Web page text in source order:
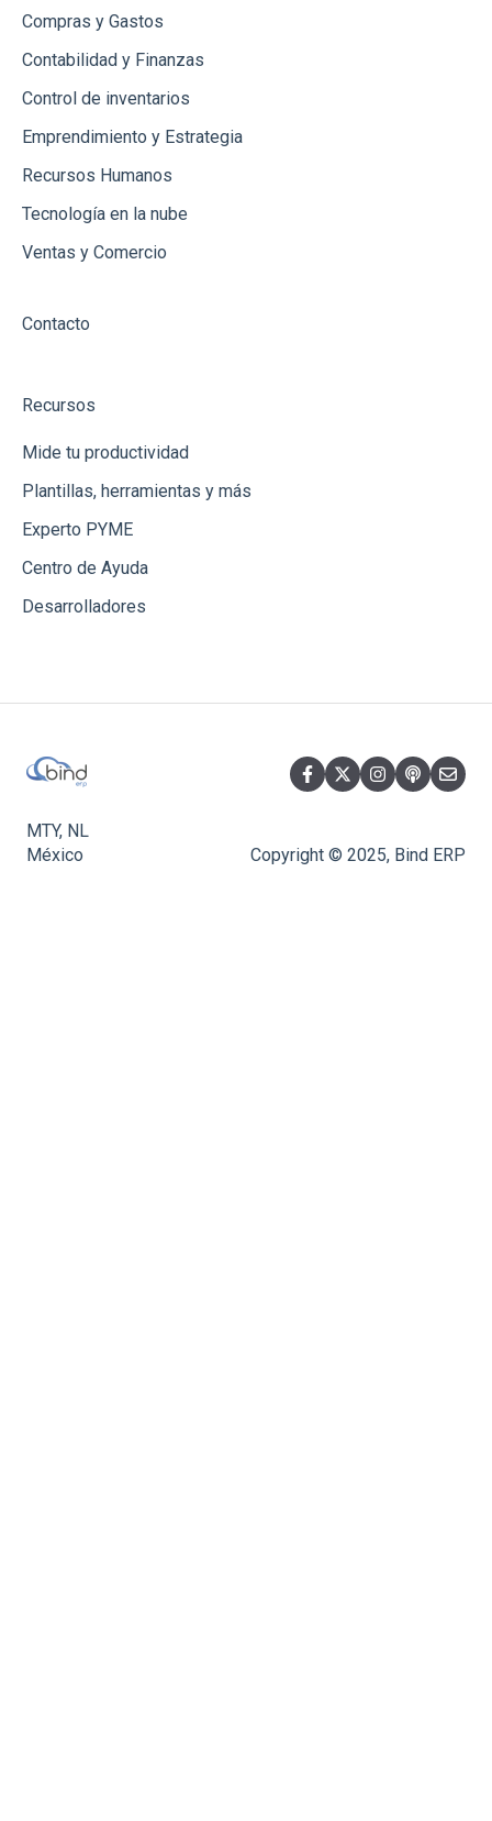
Compras y Gastos
Contabilidad y Finanzas
Control de inventarios
Emprendimiento y Estrategia
Recursos Humanos
Tecnología en la nube
Ventas y Comercio
Contacto
Recursos
Mide tu productividad
Plantillas, herramientas y más
Experto PYME
Centro de Ayuda
Desarrolladores
MTY, NL
México
Copyright © 2025, Bind ERP